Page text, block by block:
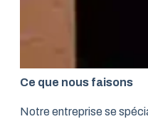
Ce que nous faisons
Notre entreprise se